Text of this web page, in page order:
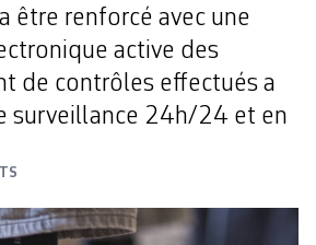
être renforcé avec une
active des
de contrôles effectués a
surveillance 24h/24 et en